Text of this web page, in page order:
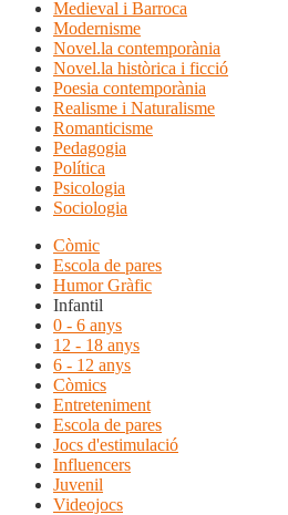
Medieval i Barroca
Modernisme
Novel.la contemporània
Novel.la històrica i ficció
Poesia contemporània
Realisme i Naturalisme
Romanticisme
Pedagogia
Política
Psicologia
Sociologia
Còmic
Escola de pares
Humor Gràfic
Infantil
0 - 6 anys
12 - 18 anys
6 - 12 anys
Còmics
Entreteniment
Escola de pares
Jocs d'estimulació
Influencers
Juvenil
Videojocs